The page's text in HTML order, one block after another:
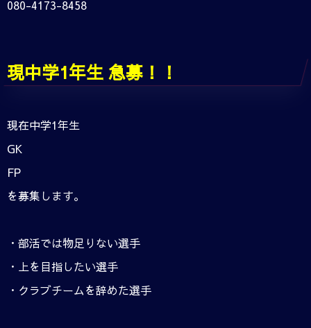
080-4173-8458
現中学1年生 急募！！
現在中学1年生
GK
FP
を募集します。
・部活では物足りない選手
・上を目指したい選手
・クラブチームを辞めた選手